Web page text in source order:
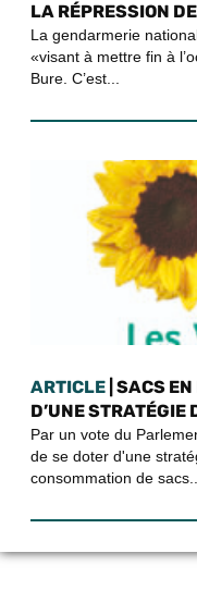
LA RÉPRESSION
La gendarmerie
«visant à mettre fin à
Bure. C’est...
ARTICLE | SACS
D’UNE STRATÉGIE
Par un vote du
de se doter d'une
consommation de